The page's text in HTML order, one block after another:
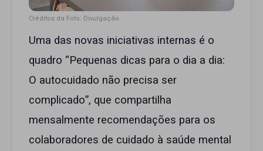
Créditos da Foto: Divulgação
Uma das novas iniciativas internas é o
quadro “Pequenas dicas para o dia a dia:
O autocuidado não precisa ser
complicado”, que compartilha
mensalmente recomendações para os
colaboradores de cuidado à saúde mental